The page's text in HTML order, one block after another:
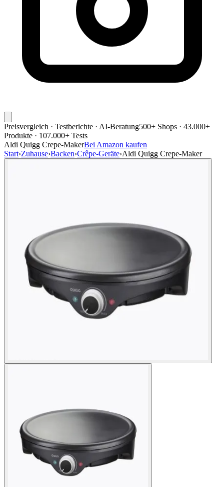
Preisvergleich · Testberichte · AI-Beratung500+ Shops · 43.000+
Produkte · 107.000+ Tests
Aldi Quigg Crepe-MakerBei Amazon kaufen
Start›Zuhause›Backen›Crêpe-Geräte›Aldi Quigg Crepe-Maker